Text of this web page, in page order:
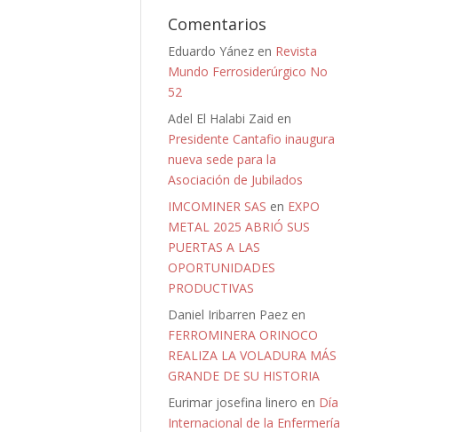
Comentarios
Eduardo Yánez en Revista
Mundo Ferrosiderúrgico No
52
Adel El Halabi Zaid en
Presidente Cantafio inaugura
nueva sede para la
Asociación de Jubilados
IMCOMINER SAS en EXPO
METAL 2025 ABRIÓ SUS
PUERTAS A LAS
OPORTUNIDADES
PRODUCTIVAS
Daniel Iribarren Paez en
FERROMINERA ORINOCO
REALIZA LA VOLADURA MÁS
GRANDE DE SU HISTORIA
Eurimar josefina linero en Día
Internacional de la Enfermería